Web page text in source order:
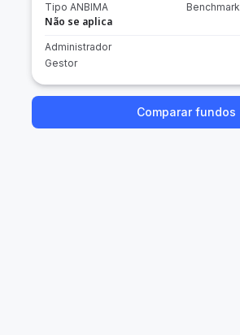
Tipo ANBIMA
Não se aplica
Benchmark
Administrador
Gestor
Comparar fundos